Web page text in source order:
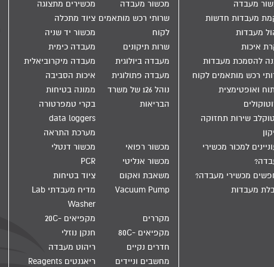
מעבדה
מעבדות חדשות
מעבדות
איכות
להסמכת מעבדות
רכש מותאמים לקוח
ואופטימצית
שירות תחזוקה
למכור מכשירי
מכשירי מעבדה?
מעבדות
מכשור מעבדה
מכשירים מתצוגה
שרותי רכש מותאמים
לקוח
ציוד מתכלה
מכשור יד שניה
שרות תיקונים
מעבדה כימית
מעבדה ביולוגית
מעבדה מיקרוביאלית
מעבדה פתולוגית
איכות הסביבה
נוהל 126 של משרד
הבריאות
ממונה בטיחות
בקרי טמפרטורה
data loggers
מערכת התראה
מכשור רפואי
מכשור דנטלי
מכשור אנליטי
PCR
משאבת ואקום
Vacuum Pump
ציוד בטיחות
מדיח מעבדתי Lab
Washer
מקררים
מקפיאים -20C
מקפיאים -80C
חנקן נוזלי
חדרים נקיים
ריהוט מעבדה
מחשבים וניידים
ריאגנטים Reagents